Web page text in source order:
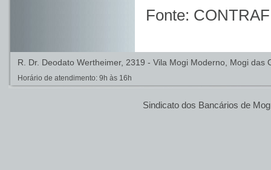
Fonte: CONTRAF
R. Dr. Deodato Wertheimer, 2319 - Vila Mogi Moderno, Mogi das
Horário de atendimento: 9h às 16h
Sindicato dos Bancários de